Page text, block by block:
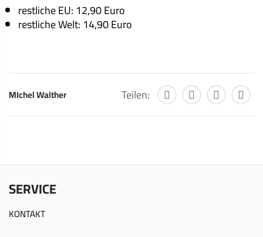
restliche EU: 12,90 Euro
restliche Welt: 14,90 Euro
MIchel Walther Teilen:
SERVICE
KONTAKT